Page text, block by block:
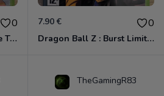
0
Dragon Ball Z - Ultimate Tenkaichi Xbox 360
7.90 € 0
Dragon Ball Z : Burst Limit Xbox 360
TheGamingR83